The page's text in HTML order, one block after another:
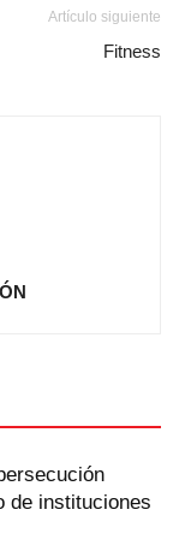
Artículo siguiente
Fitness
de instituciones